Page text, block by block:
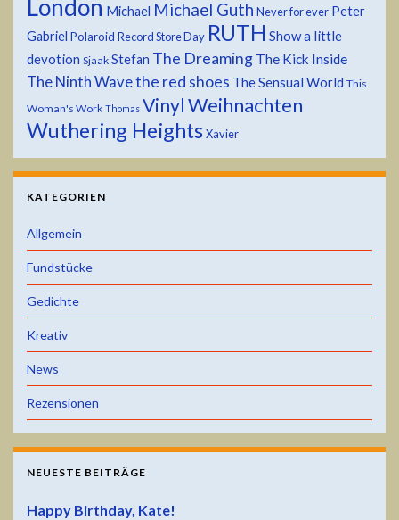
London Michael Michael Guth Never for ever Peter
Gabriel Polaroid Record Store Day RUTH Show a little
devotion Sjaak Stefan The Dreaming The Kick Inside
The Ninth Wavethe red shoes The Sensual World This
Woman's Work Thomas VinylWeihnachten
Wuthering Heights Xavier
KATEGORIEN
Allgemein
Fundstücke
Gedichte
Kreativ
News
Rezensionen
NEUESTE BEITRÄGE
Happy Birthday, Kate!